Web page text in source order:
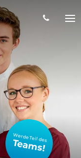
Werde Teil des
Teams!